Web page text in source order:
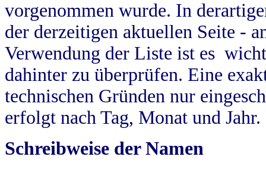
vorgenommen wurde. In
der derzeitigen aktuellen Seite -
Verwendung der Liste ist es
dahinter zu überprüfen. Eine
technischen Gründen nur
erfolgt nach Tag, Monat und Jahr.
Schreibweise der Namen